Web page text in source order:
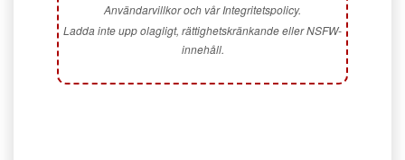
Användarvillkor och vår Integritetspolicy.
Ladda inte upp olagligt, rättighetskränkande eller NSFW-
innehåll.